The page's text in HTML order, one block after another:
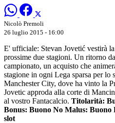
Nicolò Premoli
26 luglio 2015 - 16:00
E' ufficiale: Stevan Jovetić vestirà
prossime due stagioni. Un ritorno
campionato, un acquisto che
stagione in ogni Lega sparsa per lo
Manchester City, dove ha vinto la
Jovetic approda alla corte di
al vostro Fantacalcio. Titolarità:
Bonus: Buono No Malus: Buono
slot